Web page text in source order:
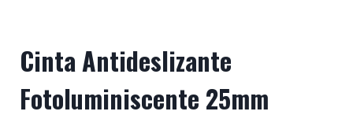
Cinta Antideslizante
Fotoluminiscente 25mm